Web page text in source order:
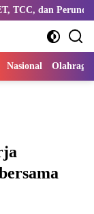
Nasional Olahraga